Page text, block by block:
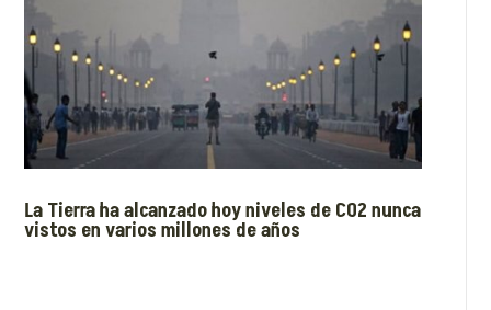
La Tierra ha alcanzado hoy niveles de CO2 nunca
vistos en varios millones de años